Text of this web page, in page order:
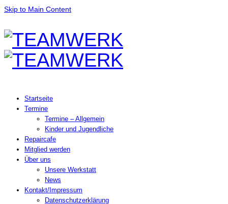
Skip to Main Content
Startseite
Termine
Termine – Allgemein
Kinder und Jugendliche
Repaircafe
Mitglied werden
Über uns
Unsere Werkstatt
News
Kontakt/Impressum
Datenschutzerklärung